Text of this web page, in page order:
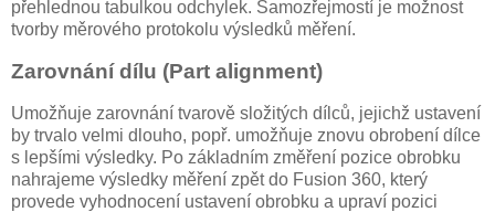
přehlednou tabulkou odchylek. Samozřejmostí je možnost
tvorby měrového protokolu výsledků měření.
Zarovnání dílu (Part alignment)
Umožňuje zarovnání tvarově složitých dílců, jejichž ustavení
by trvalo velmi dlouho, popř. umožňuje znovu obrobení dílce
s lepšími výsledky. Po základním změření pozice obrobku
nahrajeme výsledky měření zpět do Fusion 360, který
provede vyhodnocení ustavení obrobku a upraví pozici